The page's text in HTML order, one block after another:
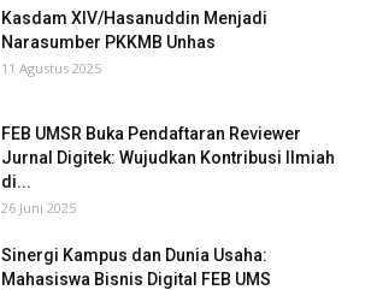
Kasdam XIV/Hasanuddin Menjadi
Narasumber PKKMB Unhas
11 Agustus 2025
FEB UMSR Buka Pendaftaran Reviewer
Jurnal Digitek: Wujudkan Kontribusi Ilmiah
di...
26 Juni 2025
Sinergi Kampus dan Dunia Usaha:
Mahasiswa Bisnis Digital FEB UMS